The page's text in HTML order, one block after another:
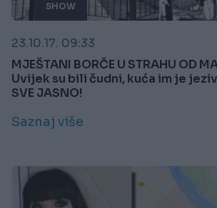
SHOW
23.10.17. 09:33
MJEŠTANI BORČE U STRAHU OD
Uvijek su bili čudni, kuća im je
SVE JASNO!
Saznaj više